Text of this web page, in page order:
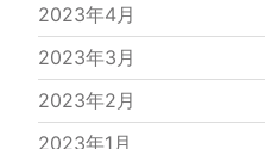
2023年4月
2023年3月
2023年2月
2023年1月